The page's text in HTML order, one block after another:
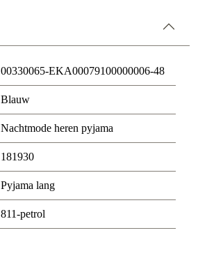
00330065-EKA00079100000006-48
Blauw
Nachtmode heren pyjama
181930
Pyjama lang
811-petrol